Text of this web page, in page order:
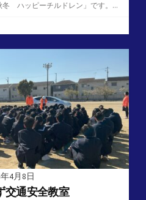
冬 ハッピーチルドレン」です。...
4月8日
交通安全教室